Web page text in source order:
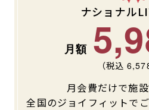
オ
店
店
料金・サービス等
入会を悩まれている方へトップ
キャンペーン 料
JOYFIT総合トップ
ナショナル
（税込
月会費だけで施
全国のジョイフィットで